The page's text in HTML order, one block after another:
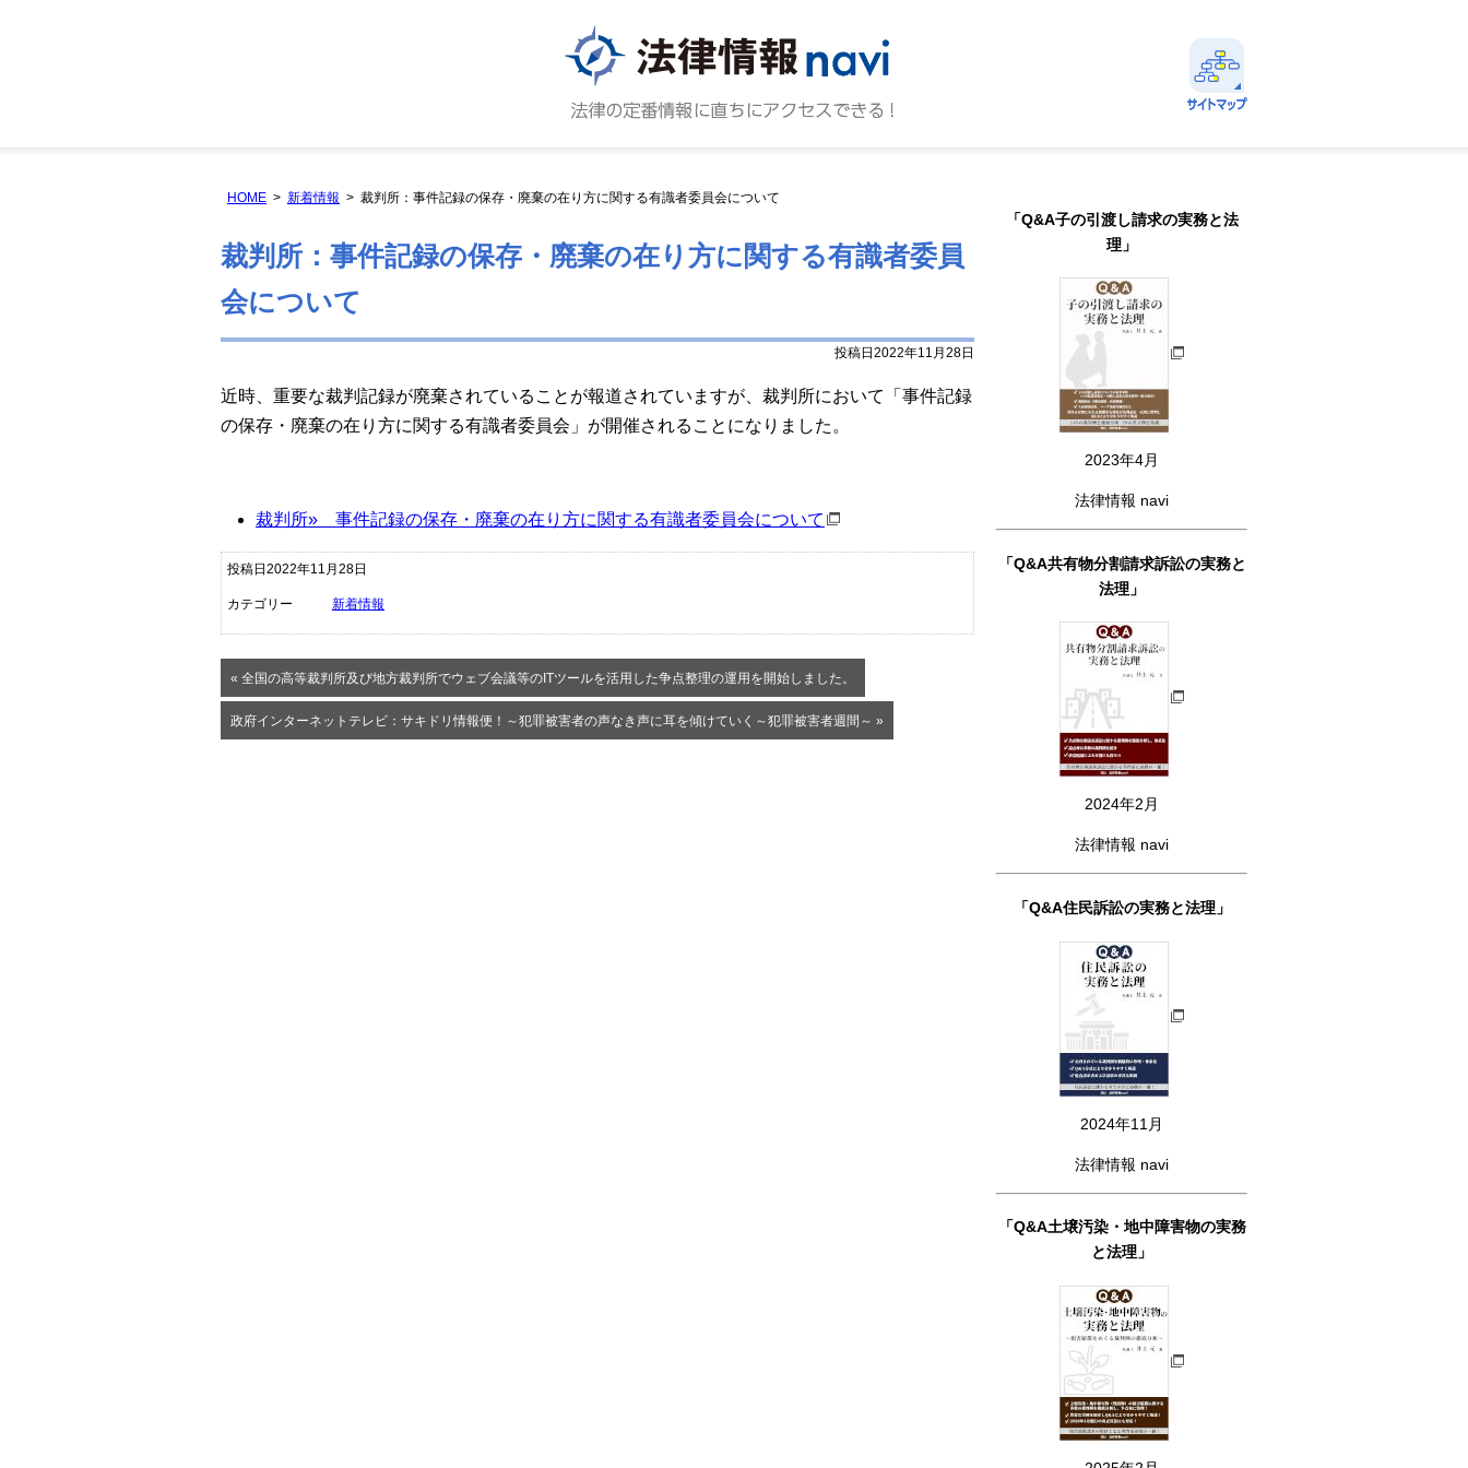
HOME 新着情報 裁判所：事件記録の保存・廃棄の在り方に関する有識者委員会について
裁判所：事件記録の保存・廃棄の在り方に関する有識者委員
会について
投稿日2022年11月28日
近時、重要な裁判記録が廃棄されていることが報道されていますが、裁判所において「事件記録
の保存・廃棄の在り方に関する有識者委員会」が開催されることになりました。
裁判所» 事件記録の保存・廃棄の在り方に関する有識者委員会について
投稿日2022年11月28日
カテゴリー 新着情報
« 全国の高等裁判所及び地方裁判所でウェブ会議等のITツールを活用した争点整理の運用を開始しました。
政府インターネットテレビ：サキドリ情報便！～犯罪被害者の声なき声に耳を傾けていく～犯罪被害者週間～ »
「Q&A子の引渡し請求の実務と法
理」
2023年4月
法律情報 navi
「Q&A共有物分割請求訴訟の実務と
法理」
2024年2月
法律情報 navi
「Q&A住民訴訟の実務と法理」
2024年11月
法律情報 navi
「Q&A土壌汚染・地中障害物の実務
と法理」